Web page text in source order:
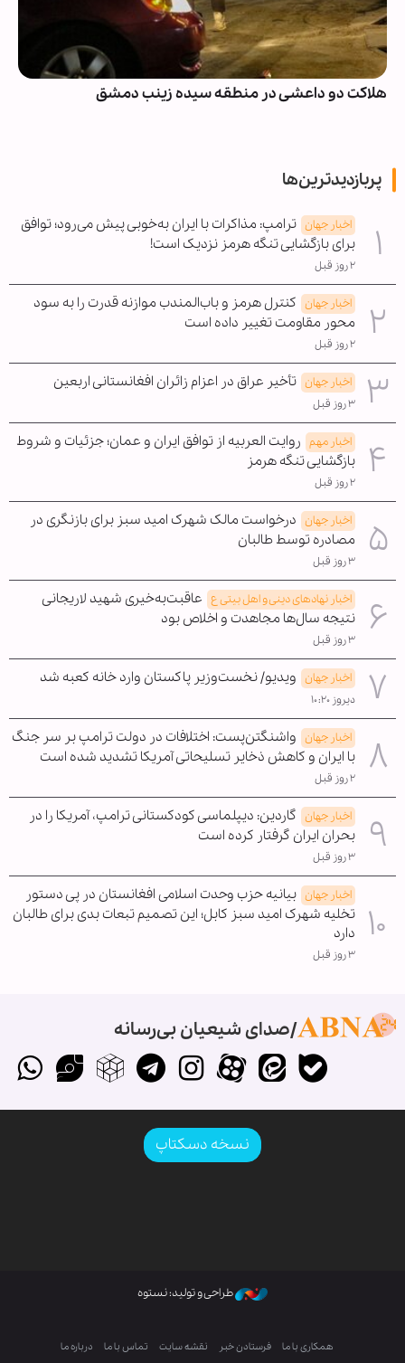
هلاکت دو داعشی در منطقه سیده زینب دمشق
پربازدیدترین‌ها
اخبار جهان ترامپ: مذاکرات با ایران به‌خوبی پیش می‌رود؛ توافق
برای بازگشایی تنگه هرمز نزدیک است!
۲ روز قبل
اخبار جهان کنترل هرمز و باب‌المندب موازنه قدرت را به سود
محور مقاومت تغییر داده است
۲ روز قبل
اخبار جهان تأخیر عراق در اعزام زائران افغانستانی اربعین
۳ روز قبل
اخبار مهم روایت العربیه از توافق ایران و عمان؛ جزئیات و شروط
بازگشایی تنگه هرمز
۲ روز قبل
اخبار جهان درخواست مالک شهرک امید سبز برای بازنگری در
مصادره توسط طالبان
۳ روز قبل
اخبار نهادهای دینی و اهل بیتی ع عاقبت‌به‌خیری شهید لاریجانی
نتیجه سال‌ها مجاهدت و اخلاص بود
۳ روز قبل
اخبار جهان ویدیو/ نخست‌وزیر پاکستان وارد خانه کعبه شد
دیروز ۱۰:۲۰
اخبار جهان واشنگتن‌پست: اختلافات در دولت ترامپ بر سر جنگ
با ایران و کاهش ذخایر تسلیحاتی آمریکا تشدید شده است
۲ روز قبل
اخبار جهان گاردین: دیپلماسی کودکستانی ترامپ، آمریکا را در
بحران ایران گرفتار کرده است
۳ روز قبل
اخبار جهان بیانیه حزب وحدت اسلامی افغانستان در پی دستور
تخلیه شهرک امید سبز کابل؛ این تصمیم تبعات بدی برای طالبان
دارد
۳ روز قبل
صدای شیعیان بی‌رسانه
نسخه دسکتاپ
طراحی و تولید: نستوه
همکاری با ما فرستادن خبر نقشه سایت تماس با ما درباره ما